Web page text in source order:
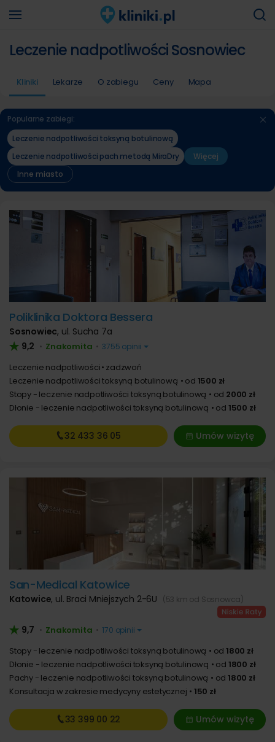
Leczenie nadpotliwości Sosnowiec
Kliniki Lekarze O zabiegu Ceny Mapa
Popularne zabiegi:
Leczenie nadpotliwości toksyną botulinową
Leczenie nadpotliwości pach metodą MiraDry
Więcej
Inne miasto
Poliklinika Doktora Bessera
Sosnowiec, ul. Sucha 7a
9,2 • Znakomita • 3755 opinii
Leczenie nadpotliwości zadzwoń
Leczenie nadpotliwości toksyną botulinową
od 1500 zł
Stopy - leczenie nadpotliwości toksyną botulinową
od 2000 zł
Dłonie - leczenie nadpotliwości toksyną botulinową
od 1500 zł
Umów wizytę
32 433 36 05
San-Medical Katowice
Katowice, ul. Braci Mniejszych 2-6U (53 km od Sosnowca)
9,7 • Znakomita • 170 opinii
Stopy - leczenie nadpotliwości toksyną botulinową od 1800 zł
Dłonie - leczenie nadpotliwości toksyną botulinową
od 1800 zł
Pachy - leczenie nadpotliwości toksyną botulinową
od 1800 zł
Konsultacja w zakresie medycyny estetycznej
150 zł
Umów wizytę
33 399 00 22